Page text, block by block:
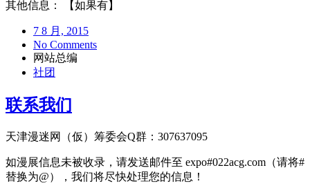
其他信息： 【如果有】
7 8 月, 2015
No Comments
网站总编
社团
联系我们
天津漫迷网（仮）筹委会Q群：307637095
如漫展信息未被收录，请发送邮件至 expo#022acg.com（请将#
替换为@），我们将尽快处理您的信息！